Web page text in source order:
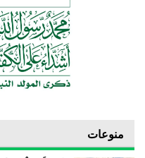
منوعات